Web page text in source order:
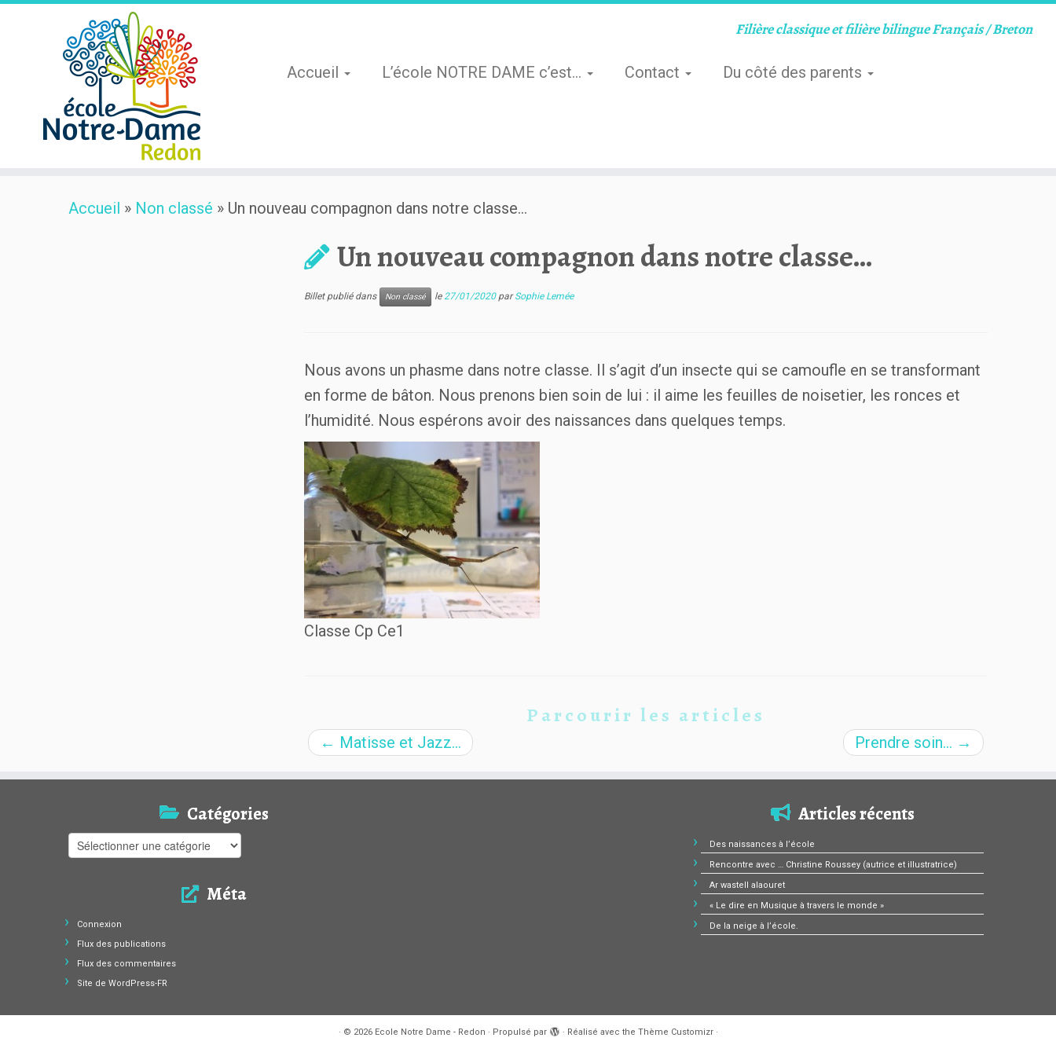
Filière classique et filière bilingue Français / Breton
Accueil L’école NOTRE DAME c’est… Contact Du côté des parents
Accueil » Non classé » Un nouveau compagnon dans notre classe…
Un nouveau compagnon dans notre classe…
Billet publié dans Non classé le27/01/2020 parSophie Lemée
Nous avons un phasme dans notre classe. Il s’agit d’un insecte qui se camoufle en se transformant
en forme de bâton. Nous prenons bien soin de lui : il aime les feuilles de noisetier, les ronces et
l’humidité. Nous espérons avoir des naissances dans quelques temps.
Classe Cp Ce1
Parcourir les articles
← Matisse et Jazz… Prendre soin… →
Catégories
Catégories
Méta
Connexion
Flux des publications
Flux des commentaires
Site de WordPress-FR
Articles récents
Des naissances à l’école
Rencontre avec … Christine Roussey (autrice et illustratrice)
Ar wastell alaouret
« Le dire en Musique à travers le monde »
De la neige à l’école.
· © 2026 Ecole Notre Dame - Redon · Propulsé par · Réalisé avec the Thème Customizr·